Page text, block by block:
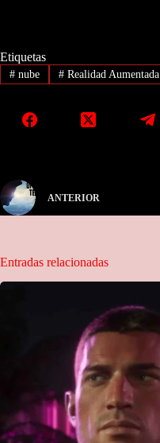
Etiquetas
#nube #Realidad Aumentada
ANTERIOR
Entradas relacionadas